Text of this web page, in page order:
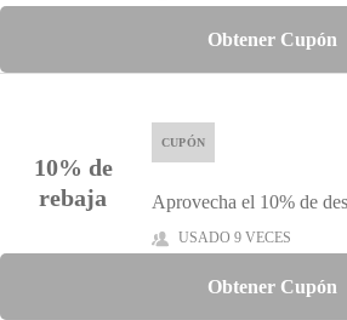
Obtener Cupón
10% de
rebaja
CUPÓN
Aprovecha el 10% de
USADO 9 VECES
Obtener Cupón